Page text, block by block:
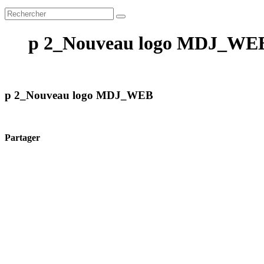
p 2_Nouveau logo
p 2_Nouveau logo MDJ_WEB
Partager